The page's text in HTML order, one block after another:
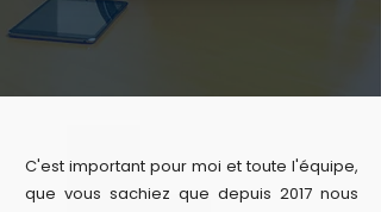
C'est important pour moi et toute l'équipe,
que vous sachiez que depuis 2017 nous